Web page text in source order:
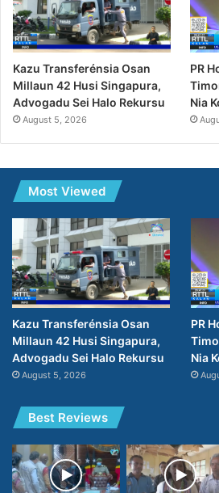
Kazu Transferénsia Osan
Millaun 42 Husi Singapura,
Advogadu Sei Halo Rekursu
August 5, 2026
PR
Nia
Most Viewed
Kazu Transferénsia Osan
Millaun 42 Husi Singapura,
Advogadu Sei Halo Rekursu
August 5, 2026
PR
Nia
Best Reviews